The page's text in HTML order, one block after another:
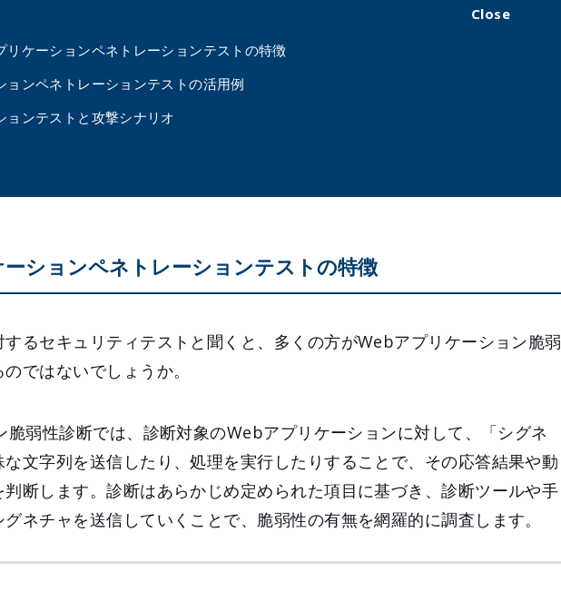
リケーションペネトレーションテストの特徴
ョンペネトレーションテストの活用例
ョンテストと攻撃シナリオ
ションペネトレーションテストの特徴
るセキュリティテストと聞くと、多くの方がWebアプリケーション脆弱
ではないでしょうか。
弱性診断では、診断対象のWebアプリケーションに対して、「シグネ
文字列を送信したり、処理を実行したりすることで、その応答結果や動
断します。診断はあらかじめ定められた項目に基づき、診断ツールや手
ネチャを送信していくことで、脆弱性の有無を網羅的に調査します。